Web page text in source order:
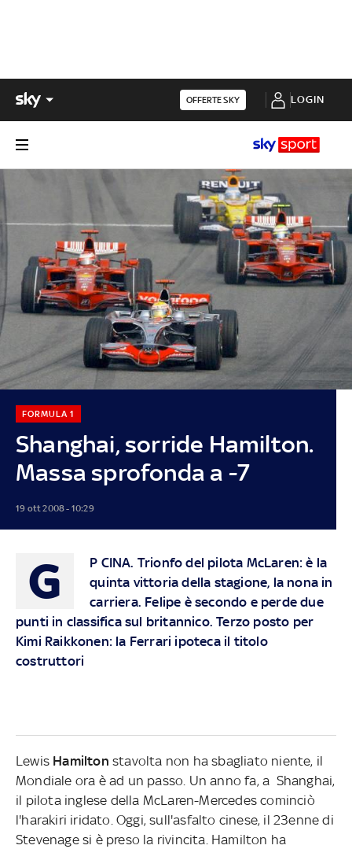
OFFERTE SKY LOGIN
Shanghai, sorride Hamilton.
Massa sprofonda a -7
FORMULA 1
19 ott 2008 - 10:29
G
P CINA. Trionfo del pilota McLaren: è la
quinta vittoria della stagione, la nona in
carriera. Felipe è secondo e perde due
punti in classifica sul britannico. Terzo posto per
Kimi Raikkonen: la Ferrari ipoteca il titolo
costruttori
Lewis Hamilton stavolta non ha sbagliato niente, il
Mondiale ora è ad un passo. Un anno fa, a Shanghai,
il pilota inglese della McLaren-Mercedes cominciò
l'harakiri iridato. Oggi, sull'asfalto cinese, il 23enne di
Stevenage si è preso la rivincita. Hamilton ha